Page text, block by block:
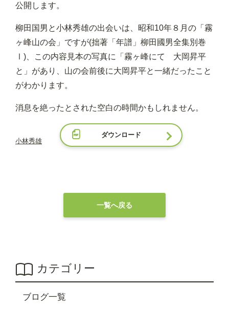
公開します。
柳田国男と小林秀雄の出会いは、昭和10年８月の「霧
ヶ峰山の会」ですが(拙著「年譜」柳田國男全集別巻
Ⅰ)、この内容見本の写真に「霧ヶ峰にて 大岡昇平
と」があり、山の会前後に大岡昇平と一緒だったこと
がわかります。
消息を絶ったとされた空白の時間かもしれません。
小林秀雄
ダウンロード
一覧へ戻る
カテゴリー
ブログ一覧